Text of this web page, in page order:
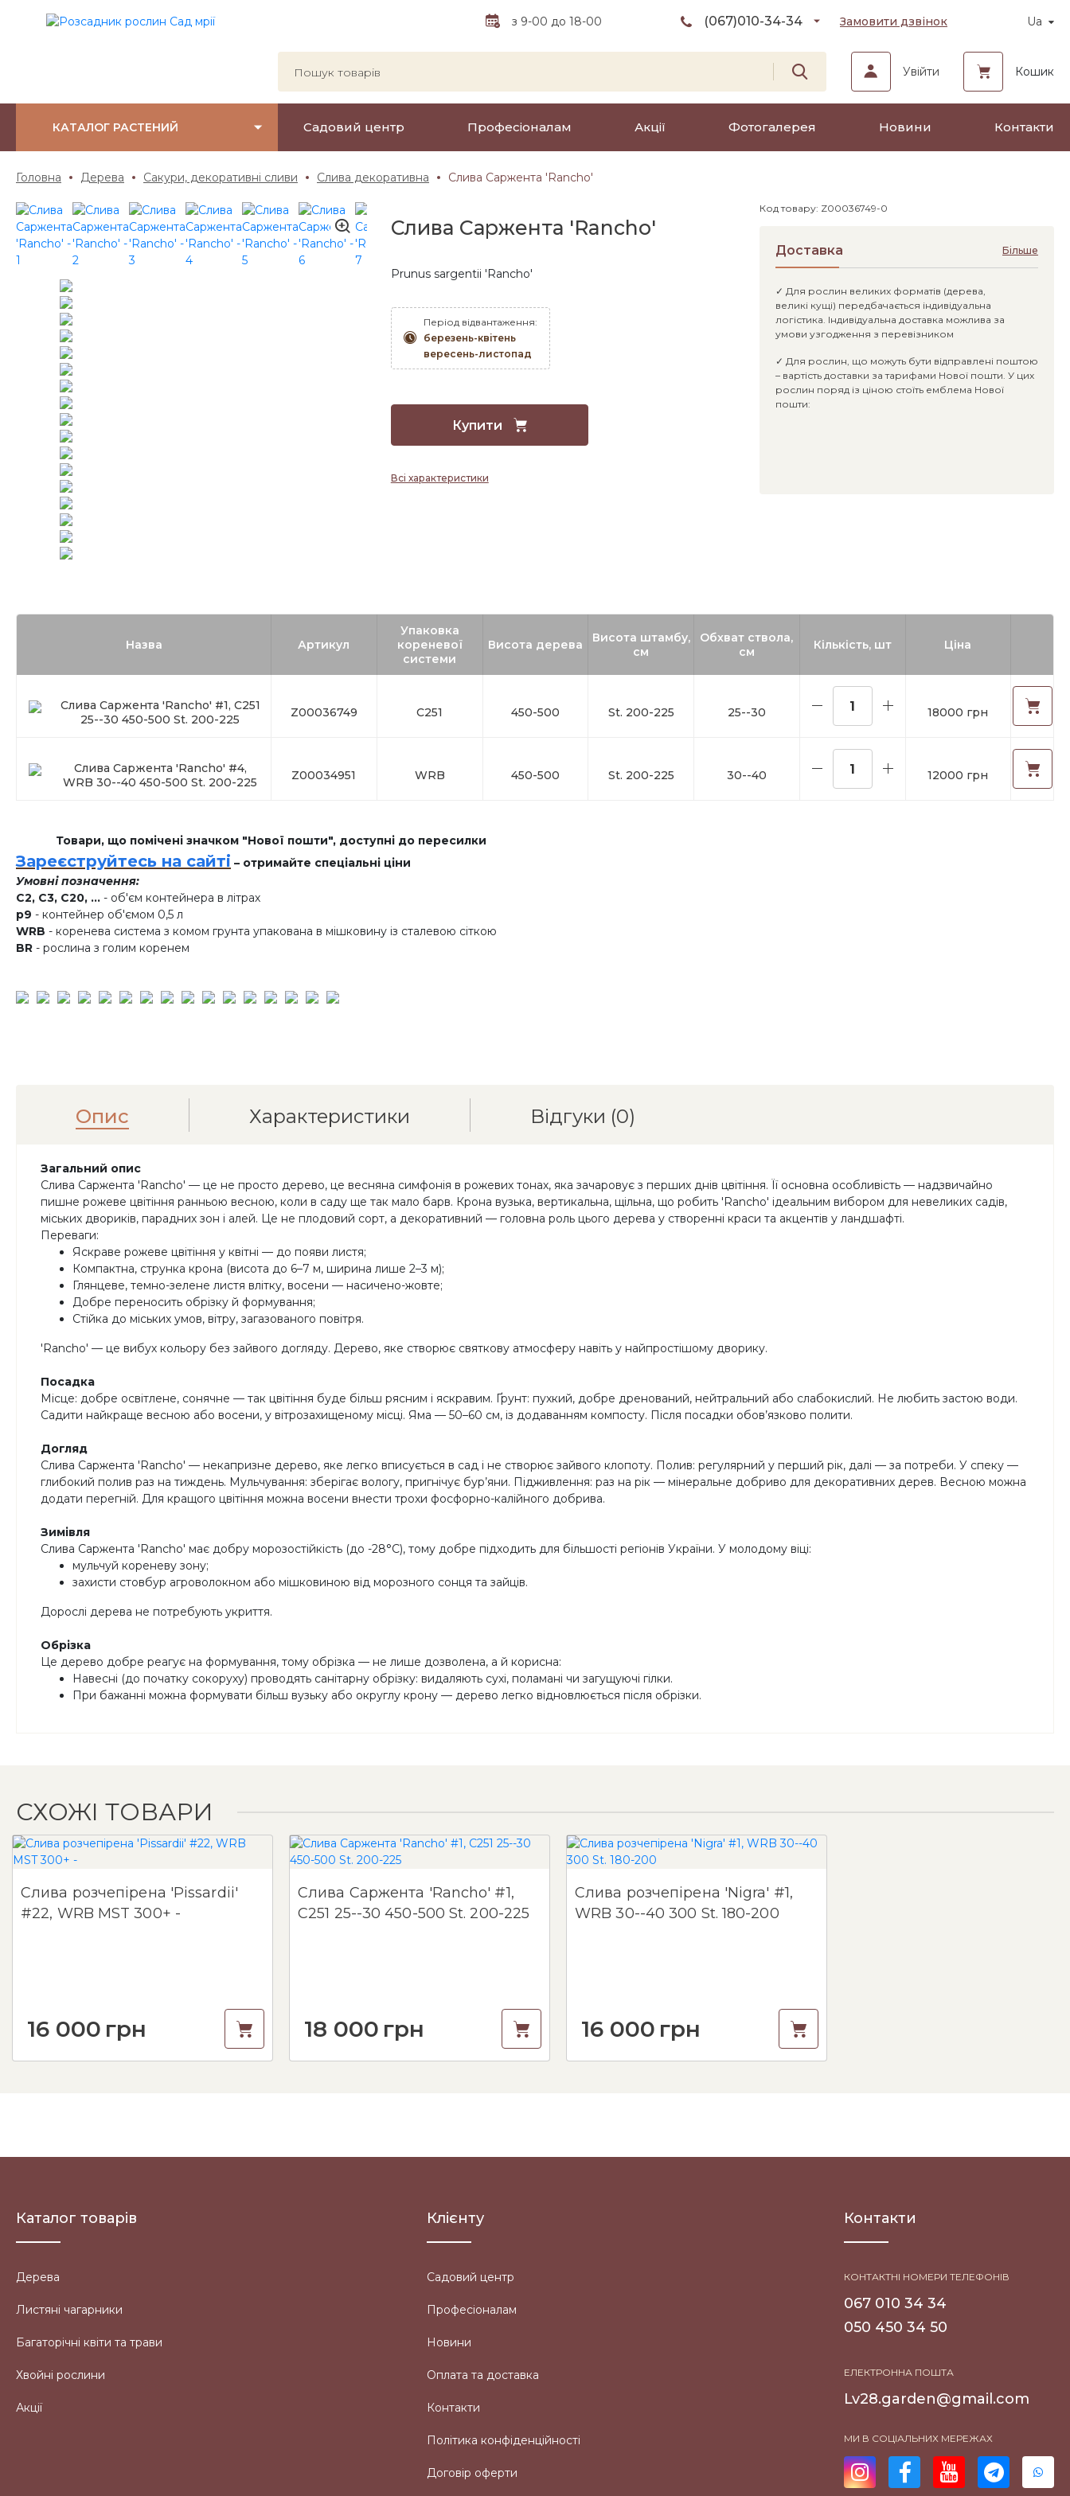
з 9-00 до 18-00 (067)010-34-34 Замовити дзвінок Ua
Увійти Кошик
КАТАЛОГ РАСТЕНИЙ Садовий центр Професіоналам Акції Фотогалерея Новини Контакти
Головна Дерева Сакури, декоративні сливи Слива декоративна Слива Саржента 'Rancho'
Слива Саржента 'Rancho'
Prunus sargentii 'Rancho'
Період відвантаження:
березень-квітень
вересень-листопад
Купити
Всі характеристики
Код товару: Z00036749-0
Доставка Більше
✓ Для рослин великих форматів (дерева,
великі кущі) передбачається індивідуальна
логістика. Індивідуальна доставка можлива за
умови узгодження з перевізником
✓ Для рослин, що можуть бути відправлені поштою
– вартість доставки за тарифами Нової пошти. У цих
рослин поряд із ціною стоїть емблема Нової
пошти:
Назва Артикул
Упаковка
кореневої
системи
Висота дерева
Висота штамбу,
см
Обхват ствола,
см
Кількість, шт Ціна
Слива Саржента 'Rancho' #1, С251
25--30 450-500 St. 200-225
Z00036749 С251 450-500 St. 200-225 25--30 18000 грн
Слива Саржента 'Rancho' #4,
WRB 30--40 450-500 St. 200-225
Z00034951 WRB 450-500 St. 200-225 30--40 12000 грн
Товари, що помічені значком "Нової пошти", доступні до пересилки
Зареєструйтесь на сайті – отримайте спеціальні ціни
Умовні позначення:
C2, C3, C20, ... - об'єм контейнера в літрах
p9 - контейнер об'ємом 0,5 л
WRB - коренева система з комом грунта упакована в мішковину із сталевою сіткою
BR - рослина з голим коренем
Опис Характеристики Відгуки (0)
Загальний опис
Слива Саржента 'Rancho' — це не просто дерево, це весняна симфонія в рожевих тонах, яка зачаровує з перших днів цвітіння. Її основна особливість — надзвичайно
пишне рожеве цвітіння ранньою весною, коли в саду ще так мало барв. Крона вузька, вертикальна, щільна, що робить 'Rancho' ідеальним вибором для невеликих садів,
міських двориків, парадних зон і алей. Це не плодовий сорт, а декоративний — головна роль цього дерева у створенні краси та акцентів у ландшафті.
Переваги:
Яскраве рожеве цвітіння у квітні — до появи листя;
Компактна, струнка крона (висота до 6–7 м, ширина лише 2–3 м);
Глянцеве, темно-зелене листя влітку, восени — насичено-жовте;
Добре переносить обрізку й формування;
Стійка до міських умов, вітру, загазованого повітря.
'Rancho' — це вибух кольору без зайвого догляду. Дерево, яке створює святкову атмосферу навіть у найпростішому дворику.
Посадка
Місце: добре освітлене, сонячне — так цвітіння буде більш рясним і яскравим. Ґрунт: пухкий, добре дренований, нейтральний або слабокислий. Не любить застою води.
Садити найкраще весною або восени, у вітрозахищеному місці. Яма — 50–60 см, із додаванням компосту. Після посадки обов’язково полити.
Догляд
Слива Саржента 'Rancho' — некапризне дерево, яке легко вписується в сад і не створює зайвого клопоту. Полив: регулярний у перший рік, далі — за потреби. У спеку —
глибокий полив раз на тиждень. Мульчування: зберігає вологу, пригнічує бур’яни. Підживлення: раз на рік — мінеральне добриво для декоративних дерев. Весною можна
додати перегній. Для кращого цвітіння можна восени внести трохи фосфорно-калійного добрива.
Зимівля
Слива Саржента 'Rancho' має добру морозостійкість (до -28°C), тому добре підходить для більшості регіонів України. У молодому віці:
мульчуй кореневу зону;
захисти стовбур агроволокном або мішковиною від морозного сонця та зайців.
Дорослі дерева не потребують укриття.
Обрізка
Це дерево добре реагує на формування, тому обрізка — не лише дозволена, а й корисна:
Навесні (до початку сокоруху) проводять санітарну обрізку: видаляють сухі, поламані чи загущуючі гілки.
При бажанні можна формувати більш вузьку або округлу крону — дерево легко відновлюється після обрізки.
СХОЖІ ТОВАРИ
Слива розчепірена 'Pissardii'
#22, WRB MST 300+ -
16 000 грн
Слива Саржента 'Rancho' #1,
С251 25--30 450-500 St. 200-225
18 000 грн
Слива розчепірена 'Nigra' #1,
WRB 30--40 300 St. 180-200
16 000 грн
Каталог товарів
Дерева
Листяні чагарники
Багаторічні квіти та трави
Хвойні рослини
Акції
Клієнту
Садовий центр
Професіоналам
Новини
Оплата та доставка
Контакти
Політика конфіденційності
Договір оферти
Контакти
КОНТАКТНІ НОМЕРИ ТЕЛЕФОНІВ
067 010 34 34
050 450 34 50
ЕЛЕКТРОННА ПОШТА
Lv28.garden@gmail.com
МИ В СОЦІАЛЬНИХ МЕРЕЖАХ